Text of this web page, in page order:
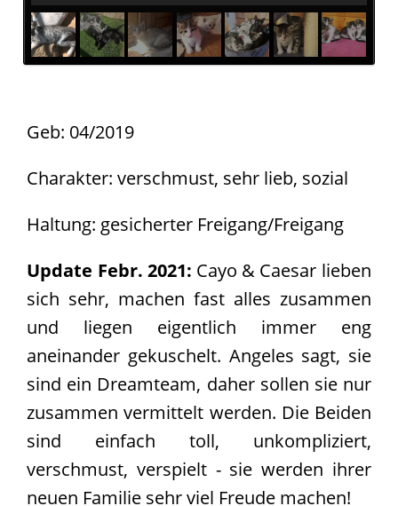
Geb: 04/2019
Charakter: verschmust, sehr lieb, sozial
Haltung: gesicherter Freigang/Freigang
Update Febr. 2021: Cayo & Caesar lieben
sich sehr, machen fast alles zusammen
und liegen eigentlich immer eng
aneinander gekuschelt. Angeles sagt, sie
sind ein Dreamteam, daher sollen sie nur
zusammen vermittelt werden. Die Beiden
sind einfach toll, unkompliziert,
verschmust, verspielt - sie werden ihrer
neuen Familie sehr viel Freude machen!